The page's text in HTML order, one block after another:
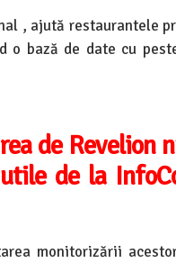
, ajută restaurantele
o bază de date cu
de Revelion
de la
monitorizării